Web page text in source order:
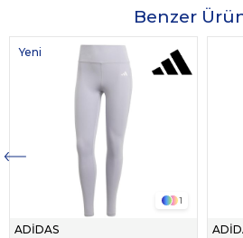
Benzer
1
ADİDAS
Yeni